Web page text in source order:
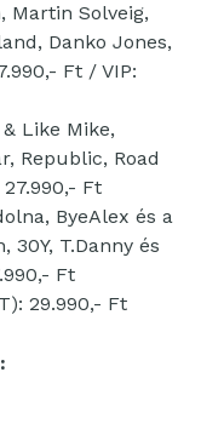
Martin Solveig,
Danko Jones,
Ft / VIP:
& Like Mike,
Republic, Road
Ft
ByeAlex és a
30Y, T.Danny és
Ft
29.990,- Ft